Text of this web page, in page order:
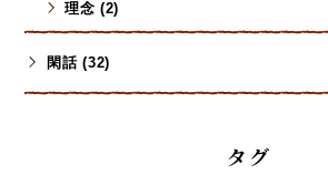
理念 (2)
閑話 (32)
タグ